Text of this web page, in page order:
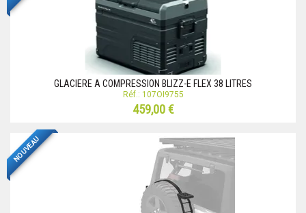
GLACIERE A COMPRESSION BLIZZ-E FLEX 38 LITRES
Réf.: 107OI9755
459,00 €
NOUVEAU